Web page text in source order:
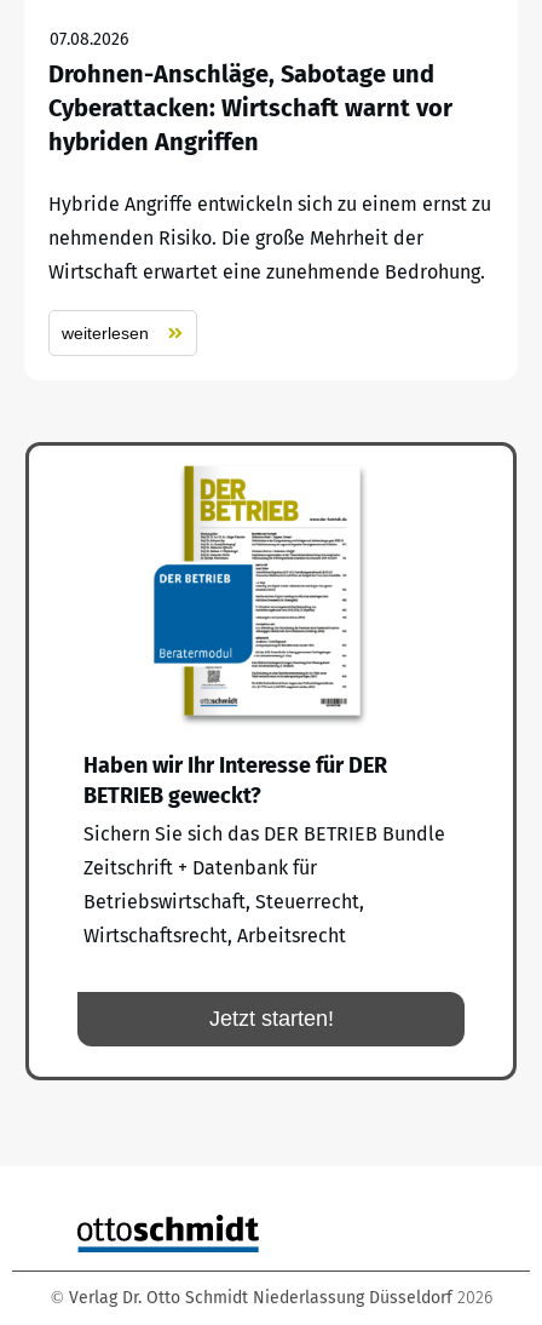
07.08.2026
Drohnen-Anschläge, Sabotage und
Cyberattacken: Wirtschaft warnt vor
hybriden Angriffen
Hybride Angriffe entwickeln sich zu einem ernst zu
nehmenden Risiko. Die große Mehrheit der
Wirtschaft erwartet eine zunehmende Bedrohung.
weiterlesen
Haben wir Ihr Interesse für DER
BETRIEB geweckt?
Sichern Sie sich das DER BETRIEB Bundle
Zeitschrift + Datenbank für
Betriebswirtschaft, Steuerrecht,
Wirtschaftsrecht, Arbeitsrecht
Jetzt starten!
© Verlag Dr. Otto Schmidt Niederlassung Düsseldorf 2026